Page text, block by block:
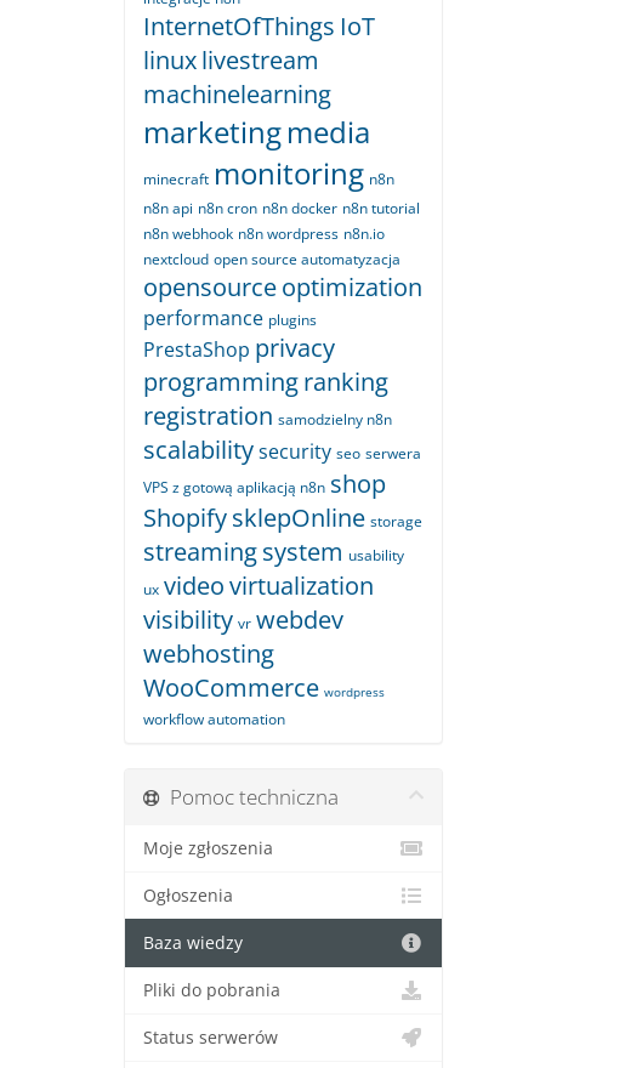
InternetOfThings IoT
linuxlivestream
machinelearning
marketingmedia
minecraft monitoring n8n
n8n api n8n cron n8n docker n8n tutorial
n8n webhook n8n wordpress n8n.io
nextcloud open source automatyzacja
opensourceoptimization
performance plugins
PrestaShop privacy
programmingranking
registration samodzielny n8n
scalabilitysecurity seo serwera
VPS z gotową aplikacją n8n shop
ShopifysklepOnline storage
streamingsystem usability
ux videovirtualization
visibility vr webdev
webhosting
WooCommerce wordpress
workflow automation
Pomoc techniczna
Moje zgłoszenia
Ogłoszenia
Baza wiedzy
Pliki do pobrania
Status serwerów